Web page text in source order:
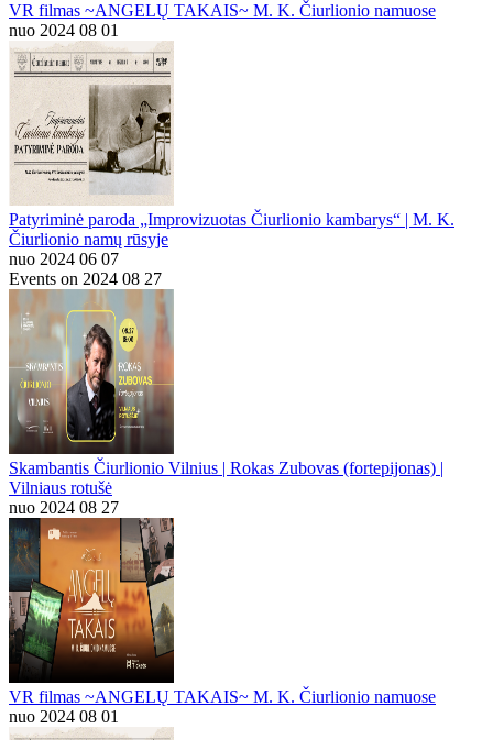
VR filmas ~ANGELŲ TAKAIS~ M. K. Čiurlionio namuose
nuo 2024 08 01
Patyriminė paroda „Improvizuotas Čiurlionio kambarys“ | M. K.
Čiurlionio namų rūsyje
nuo 2024 06 07
Events on 2024 08 27
Skambantis Čiurlionio Vilnius | Rokas Zubovas (fortepijonas) |
Vilniaus rotušė
nuo 2024 08 27
VR filmas ~ANGELŲ TAKAIS~ M. K. Čiurlionio namuose
nuo 2024 08 01